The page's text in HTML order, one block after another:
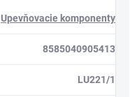
Upevňovacie komponenty
8585040905413
LU221/1